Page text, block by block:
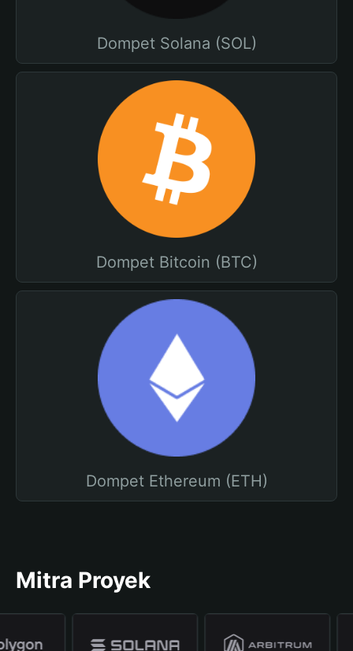
Dompet Solana (SOL)
Dompet Bitcoin (BTC)
Dompet Ethereum (ETH)
Mitra Proyek